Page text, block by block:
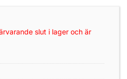
slut i lager och är